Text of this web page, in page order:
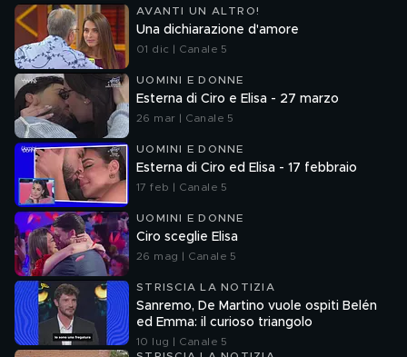
AVANTI UN ALTRO!
Una dichiarazione d'amore
01 dic | Canale 5
UOMINI E DONNE
Esterna di Ciro e Elisa - 27 marzo
26 mar | Canale 5
UOMINI E DONNE
Esterna di Ciro ed Elisa - 17 febbraio
17 feb | Canale 5
UOMINI E DONNE
Ciro sceglie Elisa
26 mag | Canale 5
STRISCIA LA NOTIZIA
Sanremo, De Martino vuole ospiti Belén
ed Emma: il curioso triangolo
10 lug | Canale 5